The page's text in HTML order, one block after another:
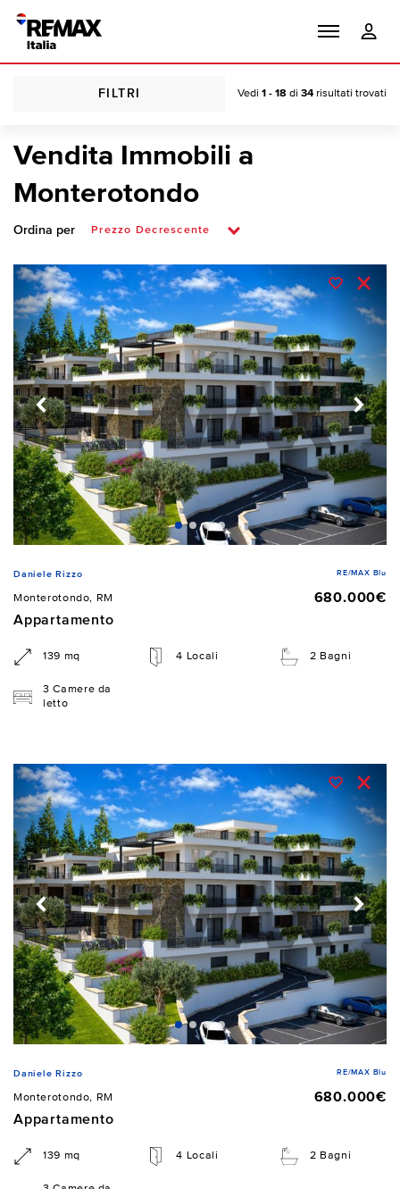
FILTRI Vedi 1 - 18 di 34risultati trovati
Vendita Immobili a
Monterotondo
Ordina per
Daniele Rizzo RE/MAX Blu
Monterotondo, RM
680.000€
Appartamento
139 mq 4 Locali 2 Bagni
3 Camere da
letto
Daniele Rizzo RE/MAX Blu
Monterotondo, RM
680.000€
Appartamento
139 mq 4 Locali 2 Bagni